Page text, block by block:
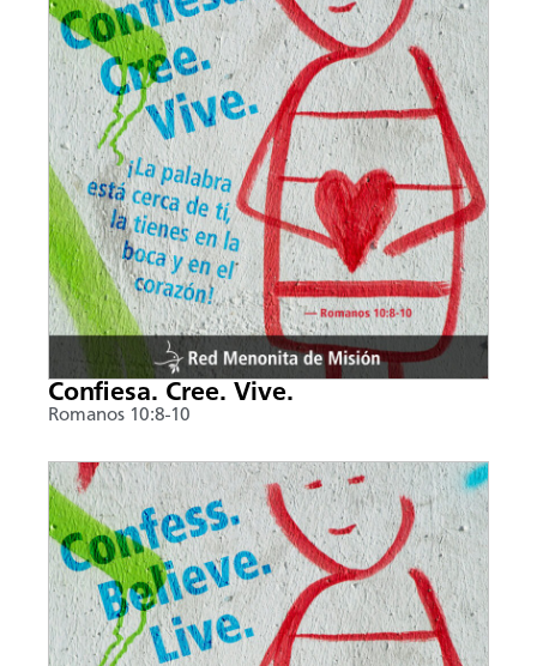
Confiesa. Cree. Vive.
Romanos 10:8-10